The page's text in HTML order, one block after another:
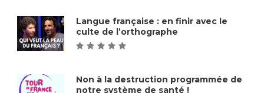
Langue française : en finir avec le
culte de l’orthographe
Non à la destruction programmée de
notre système de santé !